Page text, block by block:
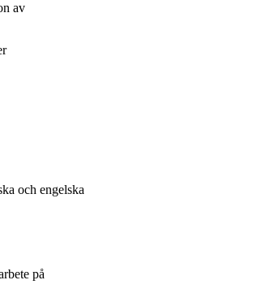
av
och engelska
på